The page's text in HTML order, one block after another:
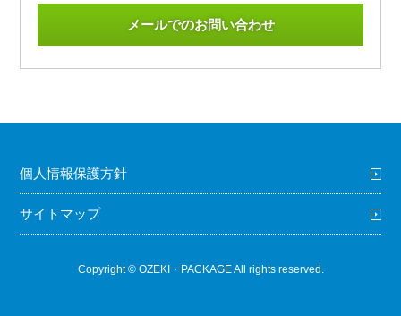
メールでのお問い合わせ
個人情報保護方針
サイトマップ
Copyright © OZEKI・PACKAGE All rights reserved.